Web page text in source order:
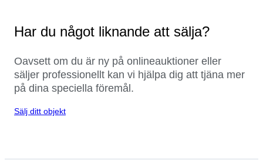
Har du något liknande att sälja?
Oavsett om du är ny på onlineauktioner eller
säljer professionellt kan vi hjälpa dig att tjäna mer
på dina speciella föremål.
Sälj ditt objekt